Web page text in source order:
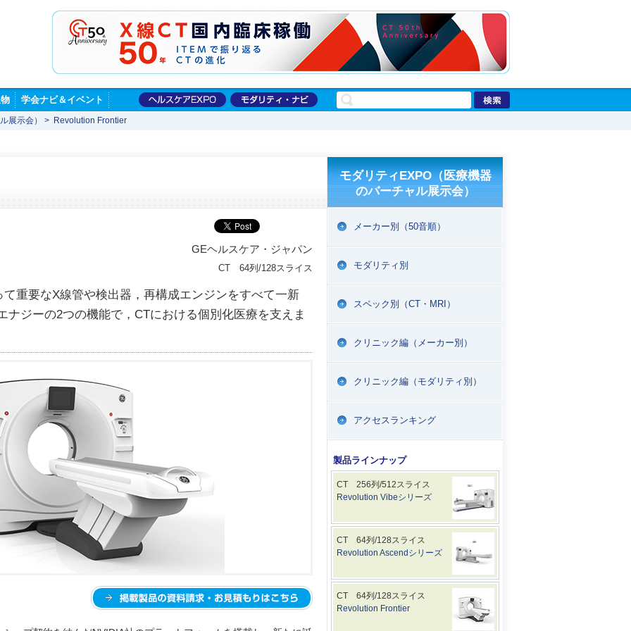
学会ナビ＆イベント
展示会） > Revolution Frontier
GEヘルスケア・ジャパン
CT 64列/128スライス
重要なX線管や検出器，再構成エンジンをすべて一新
ナジーの2つの機能で，CTにおける個別化医療を支えま
モダリティEXPO（医療機器
のバーチャル展示会）
メーカー別（50音順）
モダリティ別
スペック別（CT・MRI）
クリニック編（メーカー別）
クリニック編（モダリティ別）
アクセスランキング
製品ラインナップ
CT 256列/512スライス
Revolution Vibeシリーズ
CT 64列/128スライス
Revolution Ascendシリーズ
CT 64列/128スライス
Revolution Frontier